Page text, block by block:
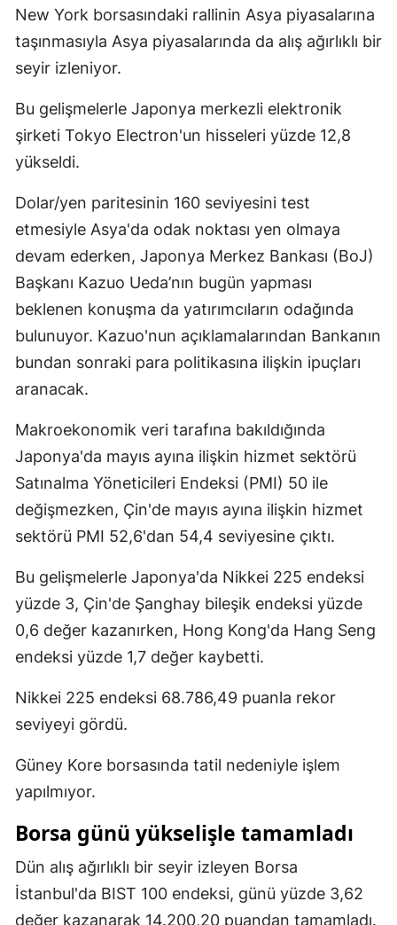
New York borsasındaki rallinin Asya piyasalarına
taşınmasıyla Asya piyasalarında da alış ağırlıklı bir
seyir izleniyor.
Bu gelişmelerle Japonya merkezli elektronik
şirketi Tokyo Electron'un hisseleri yüzde 12,8
yükseldi.
Dolar/yen paritesinin 160 seviyesini test
etmesiyle Asya'da odak noktası yen olmaya
devam ederken, Japonya Merkez Bankası (BoJ)
Başkanı Kazuo Ueda’nın bugün yapması
beklenen konuşma da yatırımcıların odağında
bulunuyor. Kazuo'nun açıklamalarından Bankanın
bundan sonraki para politikasına ilişkin ipuçları
aranacak.
Makroekonomik veri tarafına bakıldığında
Japonya'da mayıs ayına ilişkin hizmet sektörü
Satınalma Yöneticileri Endeksi (PMI) 50 ile
değişmezken, Çin'de mayıs ayına ilişkin hizmet
sektörü PMI 52,6'dan 54,4 seviyesine çıktı.
Bu gelişmelerle Japonya'da Nikkei 225 endeksi
yüzde 3, Çin'de Şanghay bileşik endeksi yüzde
0,6 değer kazanırken, Hong Kong'da Hang Seng
endeksi yüzde 1,7 değer kaybetti.
Nikkei 225 endeksi 68.786,49 puanla rekor
seviyeyi gördü.
Güney Kore borsasında tatil nedeniyle işlem
yapılmıyor.
Borsa günü yükselişle tamamladı
Dün alış ağırlıklı bir seyir izleyen Borsa
İstanbul'da BIST 100 endeksi, günü yüzde 3,62
değer kazanarak 14.200,20 puandan tamamladı.